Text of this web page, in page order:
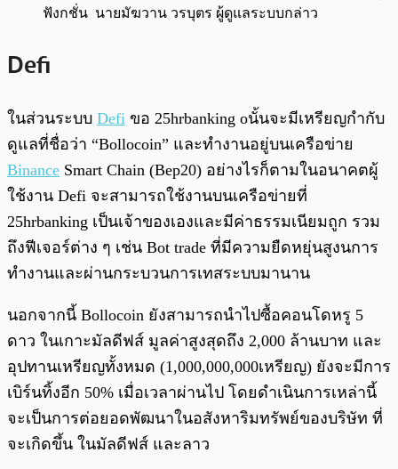
ฟังกชั่น นายมัฆวาน วรบุตร ผู้ดูแลระบบกล่าว
Defi
ในส่วนระบบ Defi ขอ 25hrbanking oนั้นจะมีเหรียญกำกับ
ดูแลที่ชื่อว่า “Bollocoin” และทำงานอยู่บนเครือข่าย
Binance Smart Chain (Bep20) อย่างไรก็ตามในอนาคตผู้
ใช้งาน Defi จะสามารถใช้งานบนเครือข่ายที่
25hrbanking เป็นเจ้าของเองและมีค่าธรรมเนียมถูก รวม
ถึงฟีเจอร์ต่าง ๆ เช่น Bot trade ที่มีความยืดหยุ่นสูงนการ
ทำงานและผ่านกระบวนการเทสระบบมานาน
นอกจากนี้ Bollocoin ยังสามารถนำไปซื้อคอนโดหรู 5
ดาว ในเกาะมัลดีฟส์ มูลค่าสูงสุดถึง 2,000 ล้านบาท และ
อุปทานเหรียญทั้งหมด (1,000,000,000เหรียญ) ยังจะมีการ
เบิร์นทิ้งอีก 50% เมื่อเวลาผ่านไป โดยดำเนินการเหล่านี้
จะเป็นการต่อยอดพัฒนาในอสังหาริมทรัพย์ของบริษัท ที่
จะเกิดขึ้น ในมัลดีฟส์ และลาว